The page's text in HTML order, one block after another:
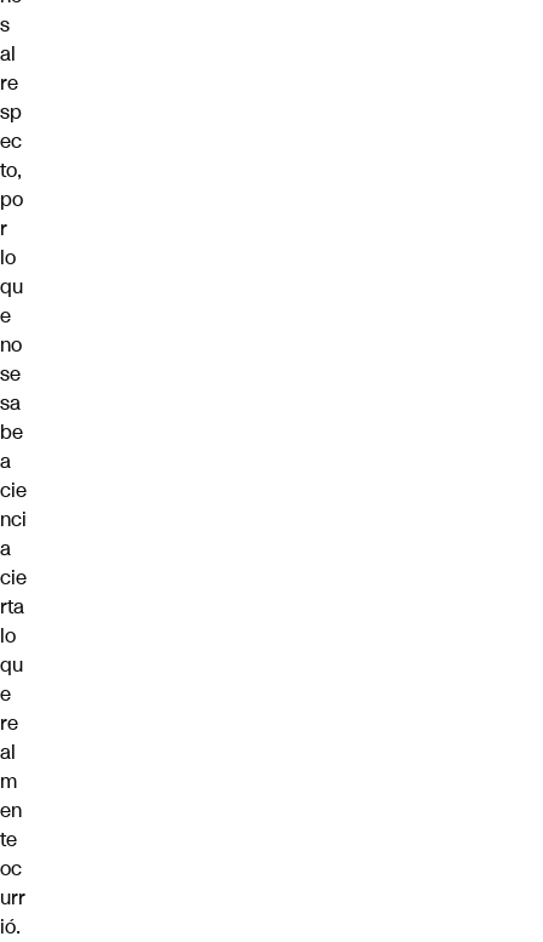
s
al
re
sp
ec
to,
po
r
lo
qu
e
no
se
sa
be
a
cie
nci
a
cie
rta
lo
qu
e
re
al
m
en
te
oc
urr
ió.